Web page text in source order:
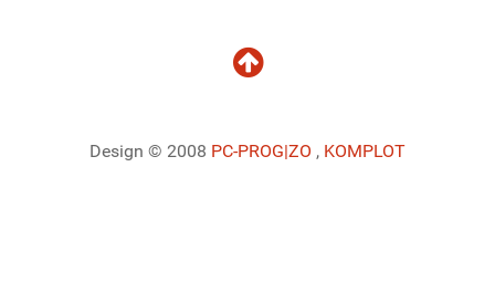
Design © 2008 PC-PROG|ZO , KOMPLOT